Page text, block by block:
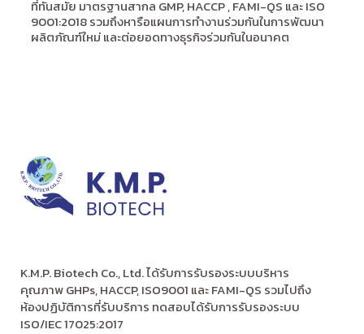
ที่ทันสมัย มาตรฐานสากล GMP, HACCP , FAMI-QS และ ISO
9001:2018 รวมถึงหารือแผนการทำงานร่วมกันในการพัฒนา
ผลิตภัณฑ์ใหม่ และต่อยอดทางธุรกิจร่วมกันในอนาคต
K.M.P. Biotech Co., Ltd. ได้รับการรับรองระบบบริหาร
คุณภาพ GHPs, HACCP, ISO9001 และ FAMI-QS รวมไปถึง
ห้องปฏิบัติการที่รับบริการ ทดสอบได้รับการรับรองระบบ
ISO/IEC 17025:2017